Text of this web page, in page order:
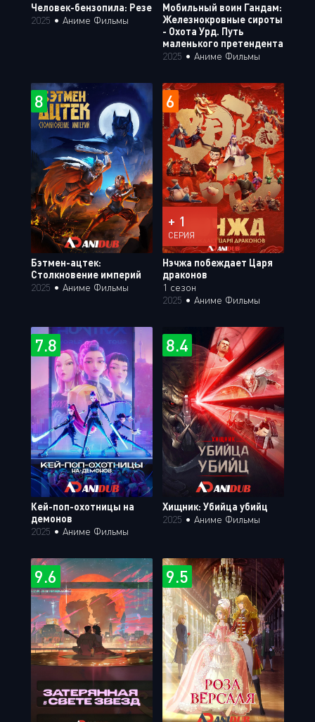
Человек-бензопила: Резе
2025 • Аниме Фильмы
Мобильный воин Гандам:
Железнокровные сироты
- Охота Урд. Путь
маленького претендента
2025 • Аниме Фильмы
8
Бэтмен-ацтек:
Столкновение империй
2025 • Аниме Фильмы
6
+ 1
СЕРИЯ
Нэчжа побеждает Царя
драконов
1 сезон
2025 • Аниме Фильмы
7.8
Кей-поп-охотницы на
демонов
2025 • Аниме Фильмы
8.4
Хищник: Убийца убийц
2025 • Аниме Фильмы
9.6 9.5